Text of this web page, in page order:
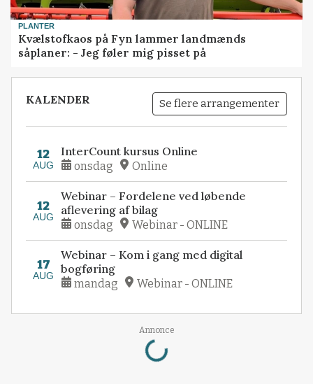
PLANTER
Kvælstofkaos på Fyn lammer landmænds
såplaner: - Jeg føler mig pisset på
KALENDER Se flere arrangementer
12
AUG
InterCount kursus Online
onsdag Online
12
AUG
Webinar – Fordelene ved løbende
aflevering af bilag
onsdag Webinar - ONLINE
17
AUG
Webinar – Kom i gang med digital
bogføring
mandag Webinar - ONLINE
Annonce
Loading...